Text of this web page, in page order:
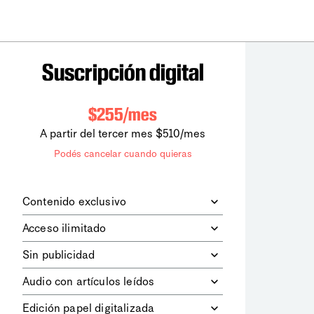
Suscripción digital
$255/mes
A partir del tercer mes $510/mes
Podés cancelar cuando quieras
Contenido exclusivo
digitales dela diaria
los contenidos de Le Monde
diplomatique.
Acceso ilimitado
contenidos.
Sin publicidad
publicitarios.
Audio con artículos leídos
Edición papel digitalizada